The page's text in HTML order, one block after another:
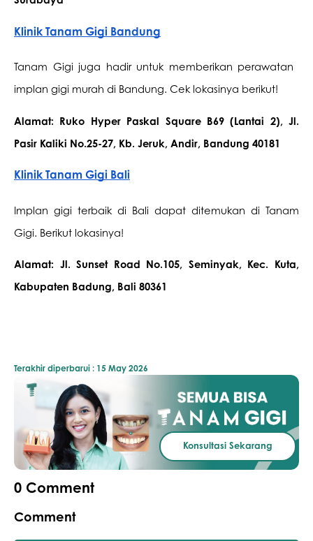
Klinik Tanam Gigi Bandung
Tanam Gigi juga hadir untuk memberikan perawatan ​​
implan gigi murah di Bandung. Cek lokasinya berikut!
Alamat: Ruko Hyper Paskal Square B69 (Lantai 2), Jl.
Pasir Kaliki No.25-27, Kb. Jeruk, Andir, Bandung 40181
Klinik Tanam Gigi Bali
Implan gigi terbaik di Bali dapat ditemukan di Tanam
Gigi. Berikut lokasinya!
Alamat: Jl. Sunset Road No.105, Seminyak, Kec. Kuta,
Kabupaten Badung, Bali 80361
Terakhir diperbarui : 15 May 2026
Konsultasi Sekarang
0 Comment
Comment